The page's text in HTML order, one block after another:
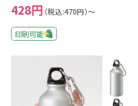
428円 （税込:470円）～
印刷可能